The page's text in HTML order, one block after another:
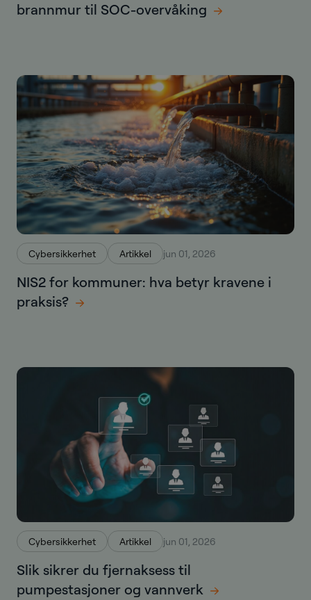
brannmur til SOC-overvåking
Cybersikkerhet Artikkel jun 01, 2026
NIS2 for kommuner: hva betyr kravene i
praksis?
Cybersikkerhet Artikkel jun 01, 2026
Slik sikrer du fjernaksess til
pumpestasjoner og vannverk